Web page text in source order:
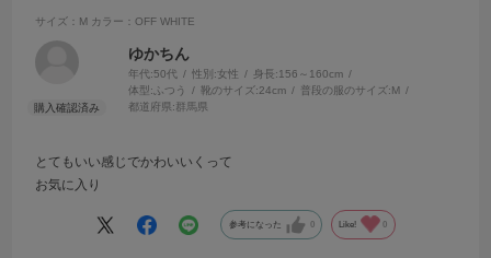
サイズ：M カラー：OFF WHITE
ゆかちん
年代:50代 性別:女性 身長:156～160cm
体型: ふつう 靴のサイズ:24cm 普段の服のサイズ:M
都道府県:群馬県
とてもいい感じでかわいいくって
お気に入り
参考になった 0 Like! 0